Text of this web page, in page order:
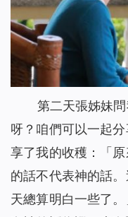
第二天張姊妹
呀？咱們可以一起
享了我的收穫：「
的話不代表神的話
天總算明白一些了